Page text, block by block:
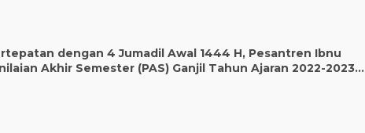
dengan 4 Jumadil Awal 1444 H, Pesantren Ibnu
Akhir Semester (PAS) Ganjil Tahun Ajaran 2022-